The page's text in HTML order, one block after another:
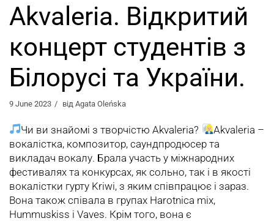
Akvaleria. Відкритий
концерт студентів з
Білорусі та України.
9 June 2023 від Agata Oleńska
Чи ви знайомі з творчістю Akvaleria?
Akvaleria –
вокалістка, композитор, саундпродюсер та
викладач вокалу. Брала участь у міжнародних
фестивалях та конкурсах, як сольно, так і в якості
вокалістки гурту Kriwi, з яким співпрацює і зараз.
Вона також співала в групах Harotnica mix,
Hummuskiss і Vaves. Крім того, вона є